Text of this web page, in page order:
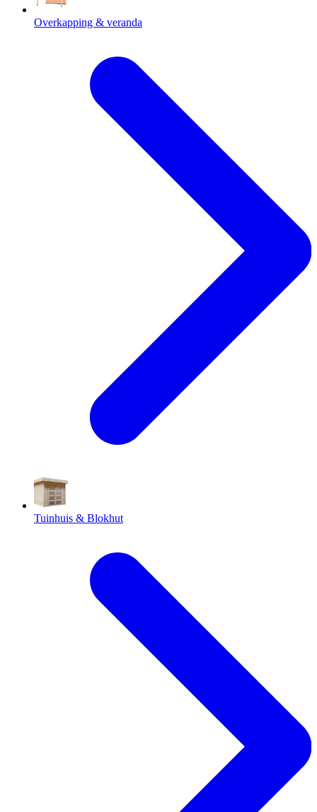
Overkapping & veranda
Tuinhuis & Blokhut